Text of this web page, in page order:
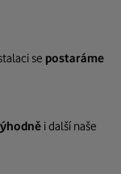
se postaráme
i další naše